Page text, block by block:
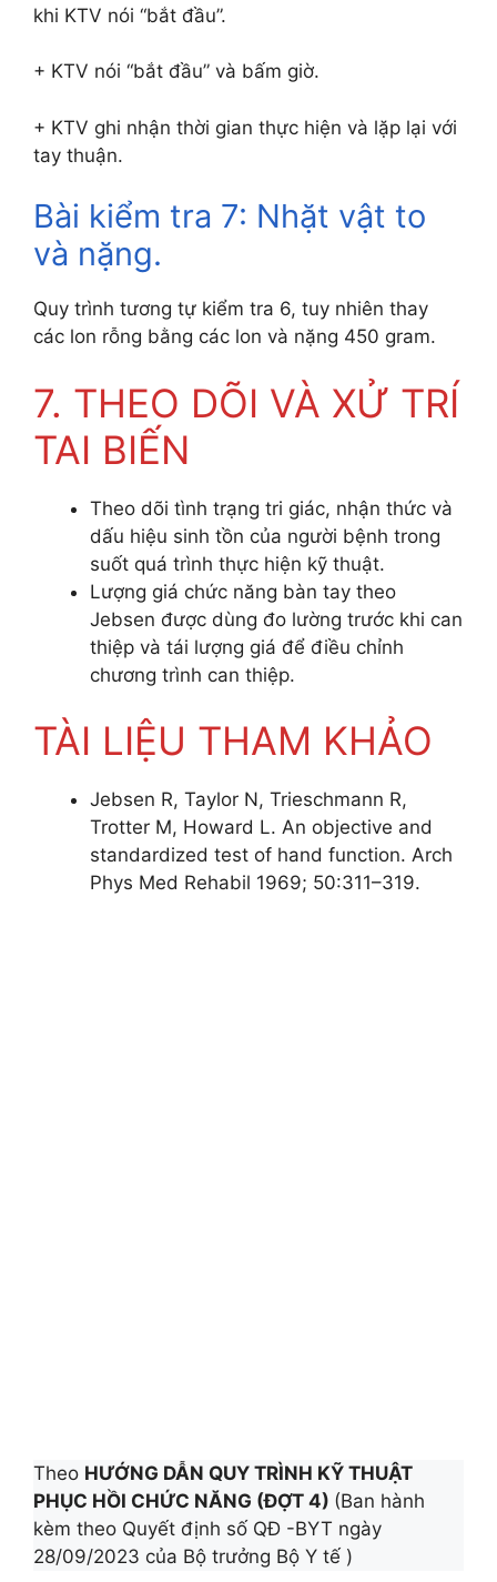
khi KTV nói “bắt đầu”.
+ KTV nói “bắt đầu” và bấm giờ.
+ KTV ghi nhận thời gian thực hiện và lặp lại với
tay thuận.
Bài kiểm tra 7: Nhặt vật to
và nặng.
Quy trình tương tự kiểm tra 6, tuy nhiên thay
các lon rỗng bằng các lon và nặng 450 gram.
7. THEO DÕI VÀ XỬ TRÍ
TAI BIẾN
Theo dõi tình trạng tri giác, nhận thức và
dấu hiệu sinh tồn của người bệnh trong
suốt quá trình thực hiện kỹ thuật.
Lượng giá chức năng bàn tay theo
Jebsen được dùng đo lường trước khi can
thiệp và tái lượng giá để điều chỉnh
chương trình can thiệp.
TÀI LIỆU THAM KHẢO
Jebsen R, Taylor N, Trieschmann R,
Trotter M, Howard L. An objective and
standardized test of hand function. Arch
Phys Med Rehabil 1969; 50:311–319.
Theo HƯỚNG DẪN QUY TRÌNH KỸ THUẬT
PHỤC HỒI CHỨC NĂNG (ĐỢT 4) (Ban hành
kèm theo Quyết định số QĐ -BYT ngày
28/09/2023 của Bộ trưởng Bộ Y tế )